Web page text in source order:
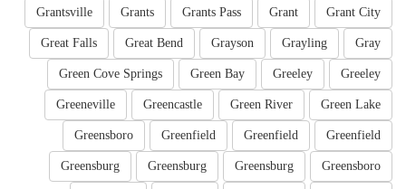
Grant City
Grant
Grants Pass
Grants
Grantsville
Gray
Grayling
Grayson
Great Bend
Great Falls
Greeley
Greeley
Green Bay
Green Cove Springs
Green Lake
Green River
Greencastle
Greeneville
Greenfield
Greenfield
Greenfield
Greensboro
Greensboro
Greensburg
Greensburg
Greensburg